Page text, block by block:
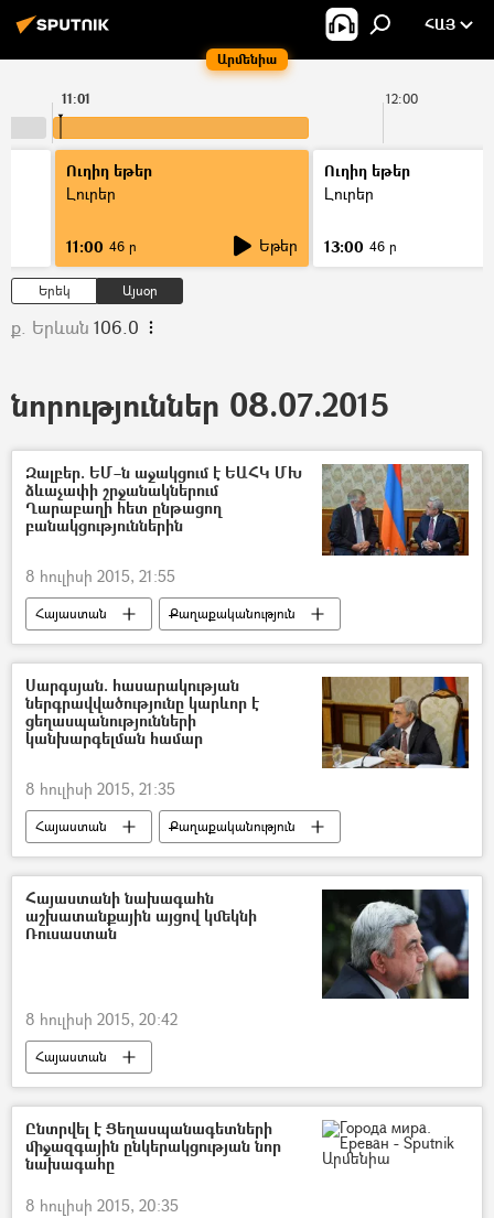
Արմենիա
ՀԱՅ
12:00
11:01
Ուղիղ եթեր
Լուրեր
11:00 46 ր Եթեր
Ուղիղ եթեր
Լուրեր
13:00 46 ր
Երեկ Այսօր
ք. Երևան 106.0
նորություններ 08.07.2015
Զալբեր. ԵՄ–ն աջակցում է ԵԱՀԿ ՄԽ
ձևաչափի շրջանակներում
Ղարաբաղի հետ ընթացող
բանակցություններին
8 հուլիսի 2015, 21:55
Հայաստան Քաղաքականություն
Սարգսյան. հասարակության
ներգրավվածությունը կարևոր է
ցեղասպանությունների
կանխարգելման համար
8 հուլիսի 2015, 21:35
Հայաստան Քաղաքականություն
Հայաստանի նախագահն
աշխատանքային այցով կմեկնի
Ռուսաստան
8 հուլիսի 2015, 20:42
Հայաստան
Ընտրվել է Ցեղասպանագետների
միջազգային ընկերակցության նոր
նախագահը
8 հուլիսի 2015, 20:35